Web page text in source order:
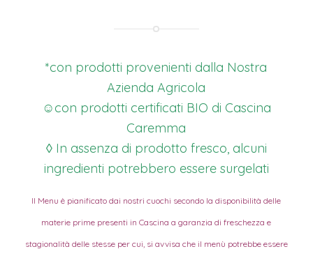
*con prodotti provenienti dalla Nostra
Azienda Agricola
☺con prodotti certificati BIO di Cascina
Caremma
◊ In assenza di prodotto fresco, alcuni
ingredienti potrebbero essere surgelati
Il Menu è pianificato dai nostri cuochi secondo la disponibilità delle
materie prime presenti in Cascina a garanzia di freschezza e
stagionalità delle stesse per cui, si avvisa che il menù potrebbe essere